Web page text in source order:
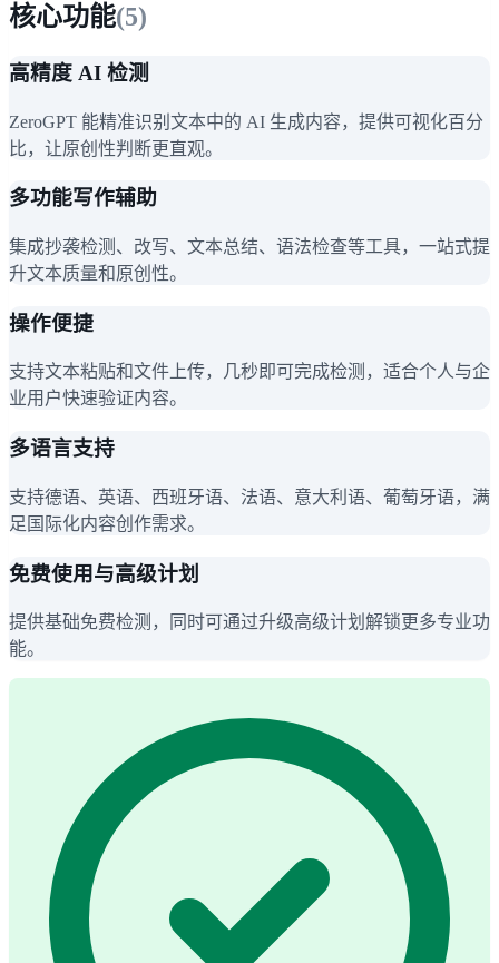
核心功能(5)
高精度 AI 检测
ZeroGPT 能精准识别文本中的 AI 生成内容，提供可视化百分
比，让原创性判断更直观。
多功能写作辅助
集成抄袭检测、改写、文本总结、语法检查等工具，一站式提
升文本质量和原创性。
操作便捷
支持文本粘贴和文件上传，几秒即可完成检测，适合个人与企
业用户快速验证内容。
多语言支持
支持德语、英语、西班牙语、法语、意大利语、葡萄牙语，满
足国际化内容创作需求。
免费使用与高级计划
提供基础免费检测，同时可通过升级高级计划解锁更多专业功
能。